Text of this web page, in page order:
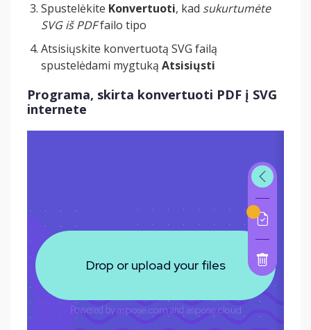
Spustelėkite Konvertuoti, kad sukurtumėte
SVG iš PDFfailo tipo
Atsisiųskite konvertuotą SVG failą
spustelėdami mygtuką Atsisiųsti
Programa, skirta konvertuoti PDF į SVG
internete